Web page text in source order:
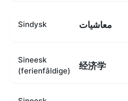
Sindysk معاشيات
Sineesk
(ferienfâldige)
经济学